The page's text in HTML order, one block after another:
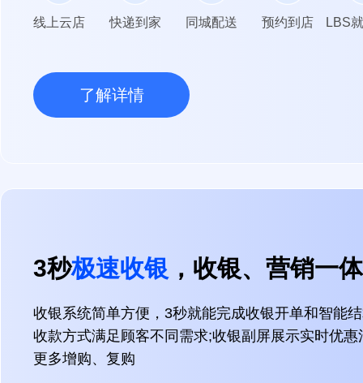
线上云店 快递到家 同城配送 预约到店 LBS
了解详情
3秒极速收银 ，收银、营销一
收银系统简单方便，3秒就能完成收银开单和智能
收款方式满足顾客不同需求;收银副屏展示实时优惠
更多增购、复购